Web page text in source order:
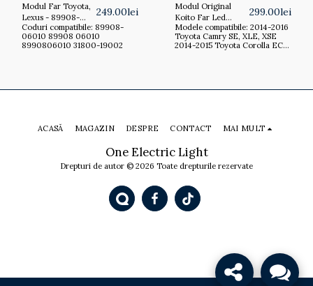
Modul Far Toyota,
Lexus - 89908-
06010, 89908
06010,
8990806010,
249.00lei
Coduri compatibile: 89908-
06010 89908 06010
8990806010 31800-19002
Modul Original
Koito Far Led
Toyota, Lexus
85967-02020,
8596712010,
299.00lei
Modele compatibile: 2014-2016
Toyota Camry SE, XLE, XSE
2014-2015 Toyota Corolla ECO,
One Electric Light
Drepturi de autor © 2026 Toate drepturile rezervate
ACASĂ MAGAZIN DESPRE CONTACT MAI MULT